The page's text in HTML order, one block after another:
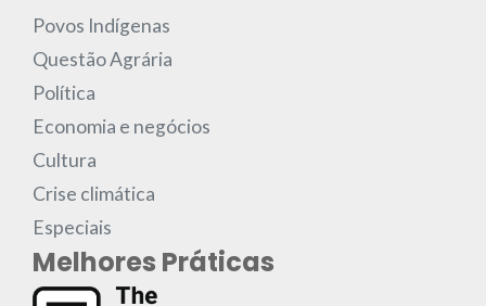
Povos Indígenas
Questão Agrária
Política
Economia e negócios
Cultura
Crise climática
Especiais
Melhores Práticas